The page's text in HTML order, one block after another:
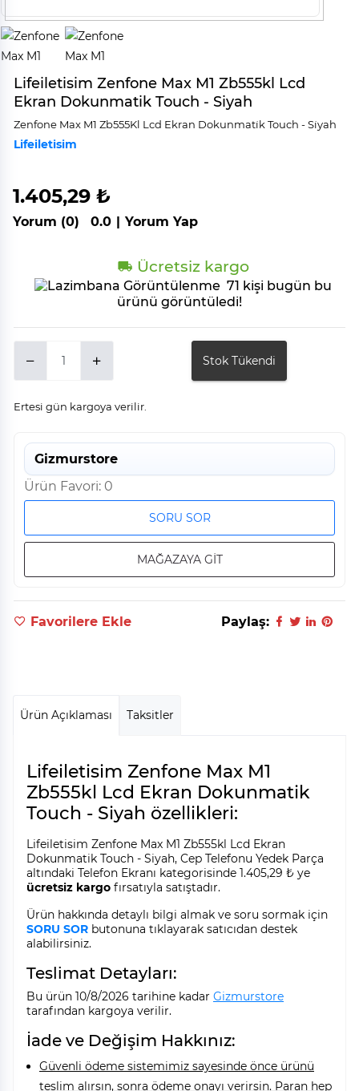
Lifeiletisim Zenfone Max M1 Zb555kl Lcd
Ekran Dokunmatik Touch - Siyah
Zenfone Max M1 Zb555Kl Lcd Ekran Dokunmati̇k Touch - Si̇yah
Lifeiletisim
1.405,29 ₺
Yorum (0) 0.0 | Yorum Yap
Ücretsiz kargo
71 kişi bugün bu
ürünü görüntüledi!
Stok Tükendi
Ertesi gün kargoya verilir.
Gizmurstore
Ürün Favori: 0
SORU SOR
MAĞAZAYA GİT
Favorilere Ekle Paylaş:
Ürün Açıklaması Taksitler
Lifeiletisim Zenfone Max M1
Zb555kl Lcd Ekran Dokunmatik
Touch - Siyah özellikleri:
Lifeiletisim Zenfone Max M1 Zb555kl Lcd Ekran
Dokunmatik Touch - Siyah, Cep Telefonu Yedek Parça
altındaki Telefon Ekranı kategorisinde 1.405,29 ₺ ye
ücretsiz kargo fırsatıyla satıştadır.
Ürün hakkında detaylı bilgi almak ve soru sormak için
SORU SOR butonuna tıklayarak satıcıdan destek
alabilirsiniz.
Teslimat Detayları:
Bu ürün 10/8/2026 tarihine kadar Gizmurstore
tarafından kargoya verilir.
İade ve Değişim Hakkınız:
Güvenli ödeme sistemimiz sayesinde önce ürünü
teslim alırsın, sonra ödeme onayı verirsin. Paran hep